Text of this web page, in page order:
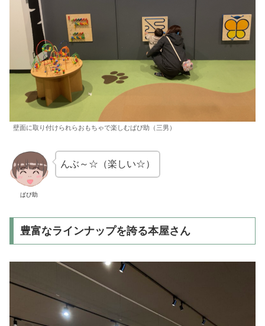
壁面に取り付けられらおもちゃで楽しむぱぴ助（三男）
ぱぴ助
んぶ～☆（楽しい☆）
豊富なラインナップを誇る本屋さん